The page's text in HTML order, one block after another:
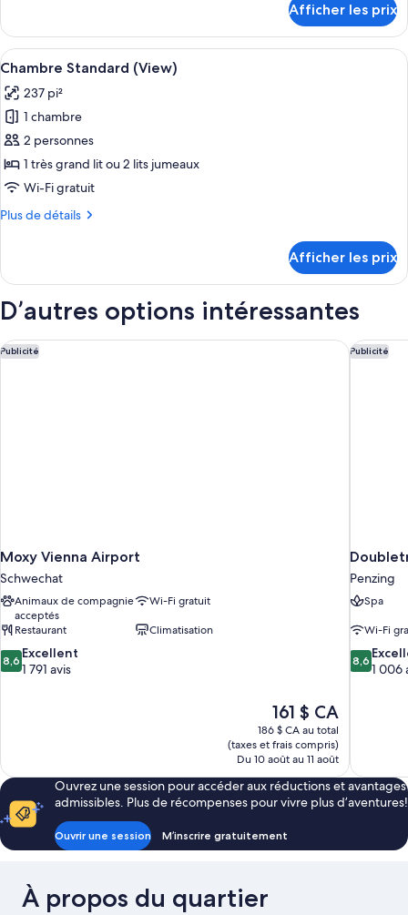
chambres
communicantes
(extrabed
3AD+3CH)
Chambre
familiale,
chambres
(extrabed
3AD+3CH)
Afficher les prix
Afficher
toutes
les
photos
pour
ce
type
chambre :
(View)
Une chambre d’hôtel avec un
10
Chambre Standard (View)
237 pi²
1 chambre
2 personnes
1 très grand lit ou 2 lits jumeaux
Wi-Fi gratuit
Plus de détails
Plus
Chambre
(View)
Afficher les prix
D’autres options intéressantes
Publicité
Moxy Vienna Airport
Schwechat
Animaux de compagnie
acceptés
Wi-Fi gratuit
Restaurant
Climatisation
8.6
sur
8,6 Excellent
1 791 avis
Le
prix
est
de
161 $ CA
161 $ CA
186 $ CA au total
(taxes et frais compris)
Du 10 août au 11 août
Moxy Vienna Airport Publicité
Penzing
Spa
Wi-Fi
8.6
sur
8,6
1 006
Ouvrez une session pour accéder aux réductions et avantages
admissibles. Plus de récompenses pour vivre plus d’aventures!
Ouvrir une session M’inscrire gratuitement
À propos du quartier